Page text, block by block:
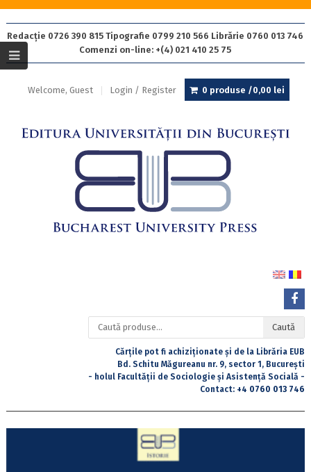
Redacție 0726 390 815 Tipografie 0799 210 566 Librărie 0760 013 746
Comenzi on-line: +(4) 021 410 25 75
Welcome, Guest Login / Register 0 produse /0,00 lei
Caută
după:
Caută
Cărțile pot fi achiziționate și de la Librăria EUB
Bd. Schitu Măgureanu nr. 9, sector 1, București
- holul Facultății de Sociologie și Asistență Socială -
Contact: +4 0760 013 746